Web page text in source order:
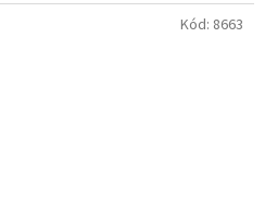
Kód: 8663